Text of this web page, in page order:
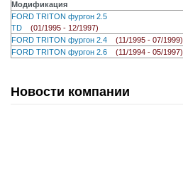
Модификация
FORD TRITON фургон 2.5
TD (01/1995 - 12/1997)
FORD TRITON фургон 2.4 (11/1995 - 07/1999)
FORD TRITON фургон 2.6 (11/1994 - 05/1997)
Новости компании